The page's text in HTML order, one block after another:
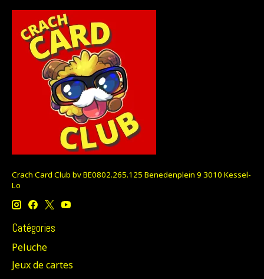
Crach Card Club bv BE0802.265.125 Benedenplein 9 3010 Kessel-
Lo
Catégories
Peluche
Jeux de cartes